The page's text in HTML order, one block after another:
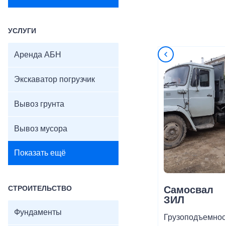
УСЛУГИ
Аренда АБН
Экскаватор погрузчик
Вывоз грунта
Вывоз мусора
Показать ещё
СТРОИТЕЛЬСТВО
Фундаменты
Самосвал
ЗИЛ